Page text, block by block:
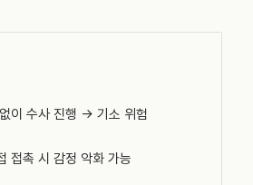
이 수사 진행 → 기소 위험
접촉 시 감정 악화 가능